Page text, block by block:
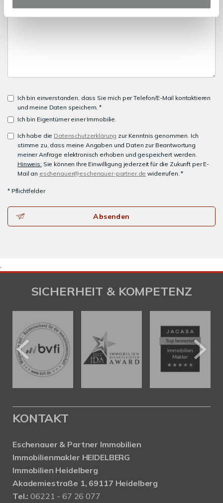
Ich bin einverstanden, dass Sie mich per Telefon/E-Mail kontaktieren
und meine Daten speichern. *
Ich bin Eigentümer einer Immobilie.
Ich habe die Datenschutzerklärung zur Kenntnis genommen. Ich
stimme zu, dass meine Angaben und Daten zur Beantwortung
meiner Anfrage elektronisch erhoben und gespeichert werden.
Hinweis: Sie können Ihre Einwilligung jederzeit für die Zukunft per E-
Mail an eschenauer@eschenauer-partner.de widerrufen. *
* Pflichtfelder
Absenden
.
SICHERHEIT & KOMPETENZ
KONTAKT
Eschenauer & Partner Immobilien
Immobilienmakler HEIDELBERG
Immobilien Heidelberg
Akademiestraße 1, 69117 Heidelberg
Tel.:06221 - 67 26 077